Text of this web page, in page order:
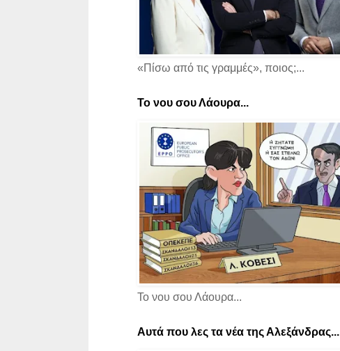
«Πίσω από τις γραμμές», ποιος;...
Το νου σου Λάουρα...
Το νου σου Λάουρα...
Αυτά που λες τα νέα της Αλεξάνδρας...